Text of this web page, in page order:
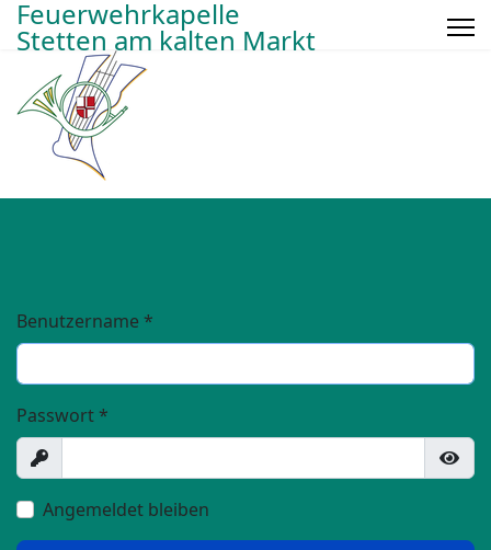
Feuerwehrkapelle
Stetten am kalten Markt
Benutzername *
Passwort *
Anzeigen
Angemeldet bleiben